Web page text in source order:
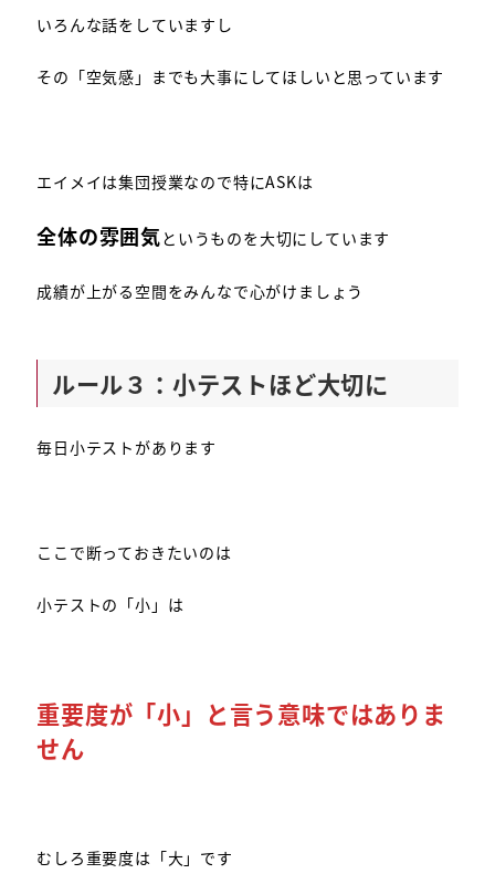
いろんな話をしていますし
その「空気感」までも大事にしてほしいと思っています
エイメイは集団授業なので特にASKは
全体の雰囲気というものを大切にしています
成績が上がる空間をみんなで心がけましょう
ルール３：小テストほど大切に
毎日小テストがあります
ここで断っておきたいのは
小テストの「小」は
重要度が「小」と言う意味ではありま
せん
むしろ重要度は「大」です